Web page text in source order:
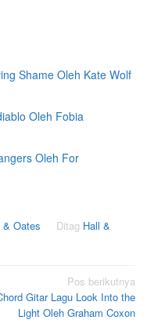
Shame Oleh Kate Wolf
Oleh Fobia
Oleh For
& Oates Ditag Hall &
Pos berikutnya
Gitar Lagu Look Into the
Light Oleh Graham Coxon